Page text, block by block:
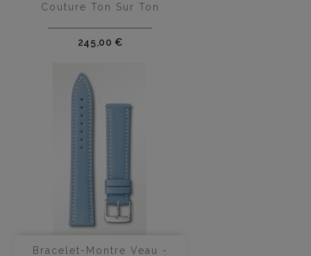
Couture Ton Sur Ton
Prix
245,00 €
Bracelet-Montre Veau -